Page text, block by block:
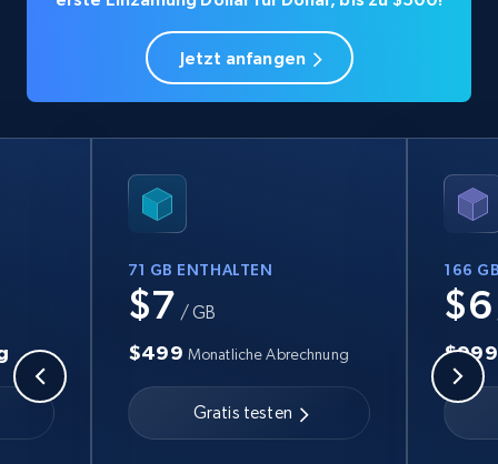
Jetzt anfangen
71 GB ENTHALTEN
$7 / GB
$499 Monatliche Abrechnung
Gratis testen
166
$6